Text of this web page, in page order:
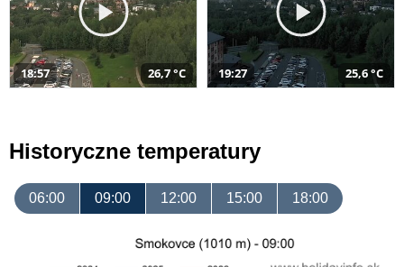
18:57 26,7 °C 19:27 25,6 °C
Historyczne temperatury
06:00 09:00 12:00 15:00 18:00